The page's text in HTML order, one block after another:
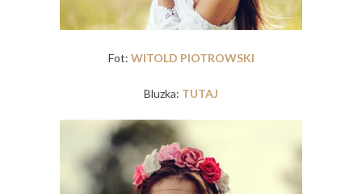
Fot: WITOLD PIOTROWSKI
Bluzka: TUTAJ